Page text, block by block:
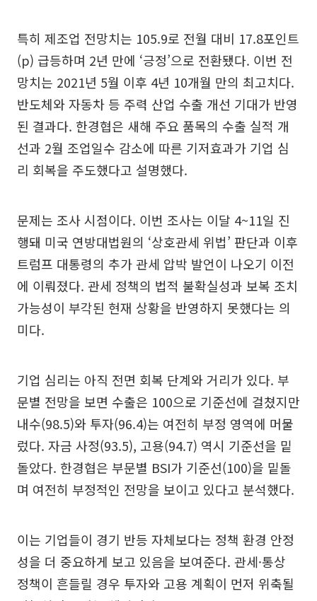
특히 제조업 전망치는 105.9로 전월 대비 17.8포인트
(p) 급등하며 2년 만에 ‘긍정’으로 전환됐다. 이번 전
망치는 2021년 5월 이후 4년 10개월 만의 최고치다.
반도체와 자동차 등 주력 산업 수출 개선 기대가 반영
된 결과다. 한경협은 새해 주요 품목의 수출 실적 개
선과 2월 조업일수 감소에 따른 기저효과가 기업 심
리 회복을 주도했다고 설명했다.
문제는 조사 시점이다. 이번 조사는 이달 4~11일 진
행돼 미국 연방대법원의 ‘상호관세 위법’ 판단과 이후
트럼프 대통령의 추가 관세 압박 발언이 나오기 이전
에 이뤄졌다. 관세 정책의 법적 불확실성과 보복 조치
가능성이 부각된 현재 상황을 반영하지 못했다는 의
미다.
기업 심리는 아직 전면 회복 단계와 거리가 있다. 부
문별 전망을 보면 수출은 100으로 기준선에 걸쳤지만
내수(98.5)와 투자(96.4)는 여전히 부정 영역에 머물
렀다. 자금 사정(93.5), 고용(94.7) 역시 기준선을 밑
돌았다. 한경협은 부문별 BSI가 기준선(100)을 밑돌
며 여전히 부정적인 전망을 보이고 있다고 분석했다.
이는 기업들이 경기 반등 자체보다는 정책 환경 안정
성을 더 중요하게 보고 있음을 보여준다. 관세·통상
정책이 흔들릴 경우 투자와 고용 계획이 먼저 위축될